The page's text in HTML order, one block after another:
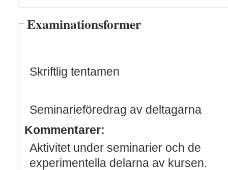
Examinationsformer
Skriftlig tentamen
Seminarieföredrag av deltagarna
Kommentarer:
Aktivitet under seminarier och de
experimentella delarna av kursen.